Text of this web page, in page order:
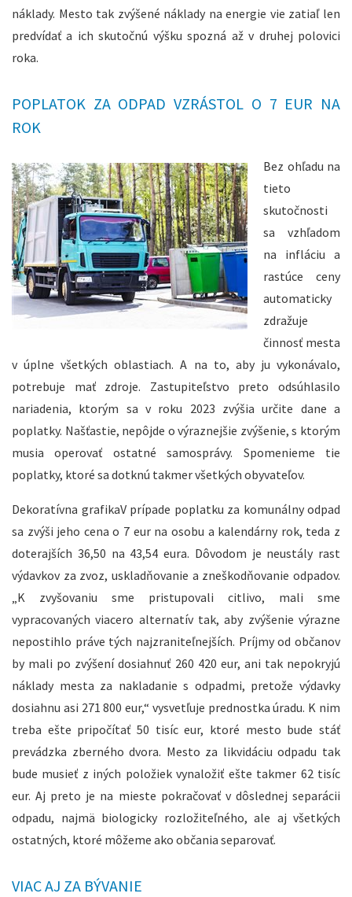
náklady. Mesto tak zvýšené náklady na energie vie zatiaľ len
predvídať a ich skutočnú výšku spozná až v druhej polovici
roka.
POPLATOK ZA ODPAD VZRÁSTOL O 7 EUR NA
ROK
Bez ohľadu na
tieto
skutočnosti
sa vzhľadom
na infláciu a
rastúce ceny
automaticky
zdražuje
činnosť mesta
v úplne všetkých oblastiach. A na to, aby ju vykonávalo,
potrebuje mať zdroje. Zastupiteľstvo preto odsúhlasilo
nariadenia, ktorým sa v roku 2023 zvýšia určite dane a
poplatky. Našťastie, nepôjde o výraznejšie zvýšenie, s ktorým
musia operovať ostatné samosprávy. Spomenieme tie
poplatky, ktoré sa dotknú takmer všetkých obyvateľov.
Dekoratívna grafikaV prípade poplatku za komunálny odpad
sa zvýši jeho cena o 7 eur na osobu a kalendárny rok, teda z
doterajších 36,50 na 43,54 eura. Dôvodom je neustály rast
výdavkov za zvoz, uskladňovanie a zneškodňovanie odpadov.
„K zvyšovaniu sme pristupovali citlivo, mali sme
vypracovaných viacero alternatív tak, aby zvýšenie výrazne
nepostihlo práve tých najzraniteľnejších. Príjmy od občanov
by mali po zvýšení dosiahnuť 260 420 eur, ani tak nepokryjú
náklady mesta za nakladanie s odpadmi, pretože výdavky
dosiahnu asi 271 800 eur,“ vysvetľuje prednostka úradu. K nim
treba ešte pripočítať 50 tisíc eur, ktoré mesto bude stáť
prevádzka zberného dvora. Mesto za likvidáciu odpadu tak
bude musieť z iných položiek vynaložiť ešte takmer 62 tisíc
eur. Aj preto je na mieste pokračovať v dôslednej separácii
odpadu, najmä biologicky rozložiteľného, ale aj všetkých
ostatných, ktoré môžeme ako občania separovať.
VIAC AJ ZA BÝVANIE